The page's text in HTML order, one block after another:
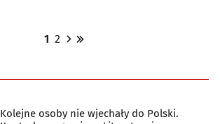
1 2
Kolejne osoby nie wjechały do Polski.